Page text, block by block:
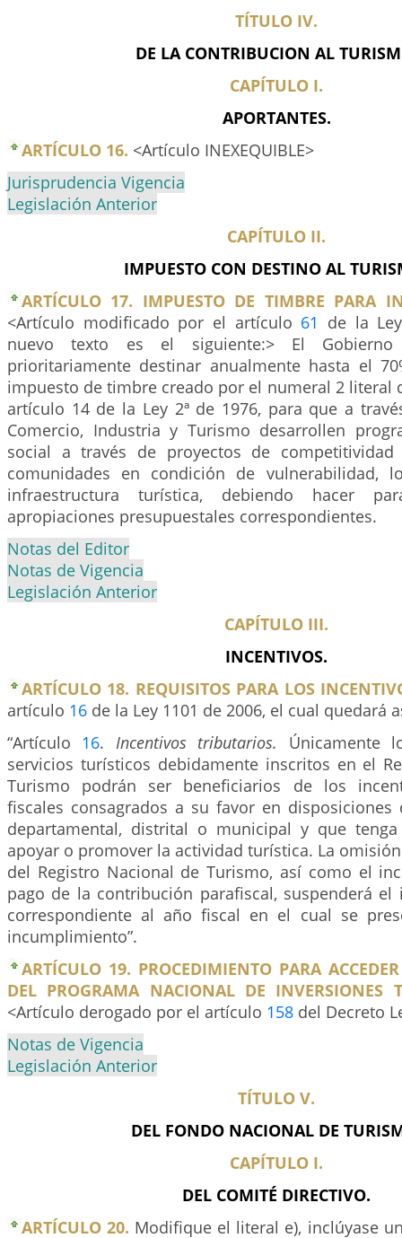
TÍTULO IV.
DE LA CONTRIBUCION AL
CAPÍTULO I.
APORTANTES.
ARTÍCULO 16. <Artículo INEXEQUIBLE>
Jurisprudencia Vigencia
Legislación Anterior
CAPÍTULO II.
IMPUESTO CON DESTINO AL
ARTÍCULO 17. IMPUESTO DE TIMBRE PARA
<Artículo modificado por el artículo 61 de la
nuevo texto es el siguiente:> El Gobierno
prioritariamente destinar anualmente hasta el
impuesto de timbre creado por el numeral 2 literal
artículo 14 de la Ley 2ª de 1976, para que a
Comercio, Industria y Turismo desarrollen
social a través de proyectos de
comunidades en condición de vulnerabilidad,
infraestructura turística, debiendo hacer
apropiaciones presupuestales correspondientes.
Notas del Editor
Notas de Vigencia
Legislación Anterior
CAPÍTULO III.
INCENTIVOS.
ARTÍCULO 18. REQUISITOS PARA LOS
artículo 16 de la Ley 1101 de 2006, el cual quedará
“Artículo 16. Incentivos tributarios. Únicamente
servicios turísticos debidamente inscritos en el
Turismo podrán ser beneficiarios de los
fiscales consagrados a su favor en disposiciones
departamental, distrital o municipal y que
apoyar o promover la actividad turística. La
del Registro Nacional de Turismo, así como el
pago de la contribución parafiscal, suspenderá
correspondiente al año fiscal en el cual se
incumplimiento”.
ARTÍCULO 19. PROCEDIMIENTO PARA
DEL PROGRAMA NACIONAL DE INVERSIONES
<Artículo derogado por el artículo 158 del Decreto
Notas de Vigencia
Legislación Anterior
TÍTULO V.
DEL FONDO NACIONAL DE
CAPÍTULO I.
DEL COMITÉ DIRECTIVO.
ARTÍCULO 20. Modifique el literal e), inclúyase